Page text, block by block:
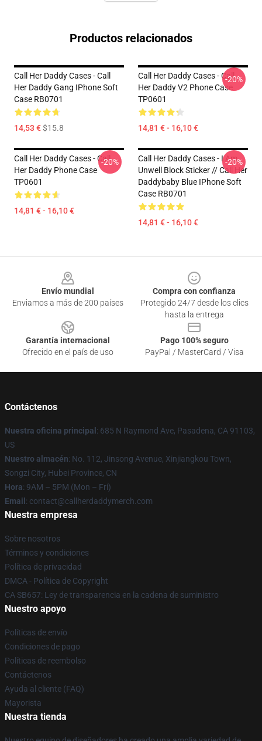
Productos relacionados
Call Her Daddy Cases - Call
Her Daddy Gang IPhone Soft
Case RB0701
14,53 €$15.8
Call Her Daddy Cases - Call
Her Daddy V2 Phone Case
TP0601
14,81 € - 16,10 €
-20%
Call Her Daddy Cases - Call
Her Daddy Phone Case
TP0601
14,81 € - 16,10 €
-20%
Call Her Daddy Cases - I Am
Unwell Block Sticker // Call Her
Daddybaby Blue IPhone Soft
Case RB0701
14,81 € - 16,10 €
-20%
Envío mundial
Enviamos a más de 200 países
Compra con confianza
Protegido 24/7 desde los clics
hasta la entrega
Garantía internacional
Ofrecido en el país de uso
Pago 100% seguro
PayPal / MasterCard / Visa
Contáctenos
Nuestra oficina principal : 685 N Raymond Ave, Pasadena, CA 91103,
US
Nuestro almacén: No. 112, Jinsong Avenue, Xinjiangkou Town,
Songzi City, Hubei Province, CN
Hora: 9AM – 5PM (Mon – Fri)
Email : contact@callherdaddymerch.com
Nuestra empresa
Sobre nosotros
Términos y condiciones
Política de privacidad
DMCA - Política de Copyright
CA SB657: Ley de transparencia en la cadena de suministro
Nuestro apoyo
Políticas de envío
Condiciones de pago
Políticas de reembolso
Contáctenos
Ayuda al cliente (FAQ)
Mayorista
Nuestra tienda